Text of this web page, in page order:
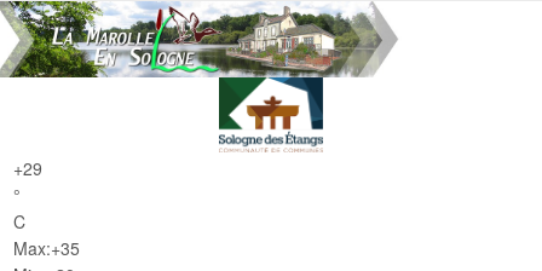
Passer
vers
le
+29
°
C
Max:+35